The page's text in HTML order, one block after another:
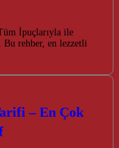
İpuçlarıyla ile
Bu rehber, en lezzetli
– En Çok